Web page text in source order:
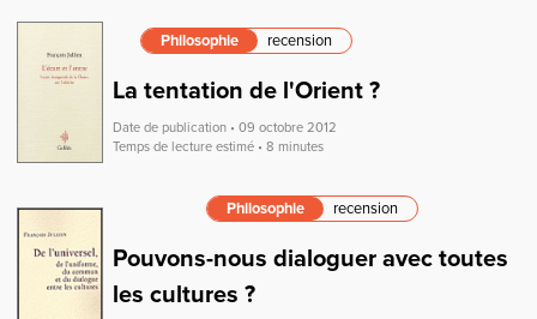
Philosophie recension
La tentation de l'Orient ?
Date de publication • 09 octobre 2012
Temps de lecture estimé • 8 minutes
Philosophie recension
Pouvons-nous dialoguer avec toutes
les cultures ?